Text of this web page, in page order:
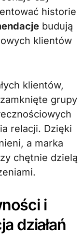
historie
budują
klientów
klientów,
grupy
relacji. Dzięki
a marka
chętnie dzielą
i
działań